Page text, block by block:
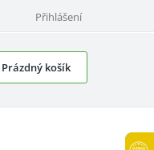
Přihlášení
Nákupní
košík
Prázdný košík